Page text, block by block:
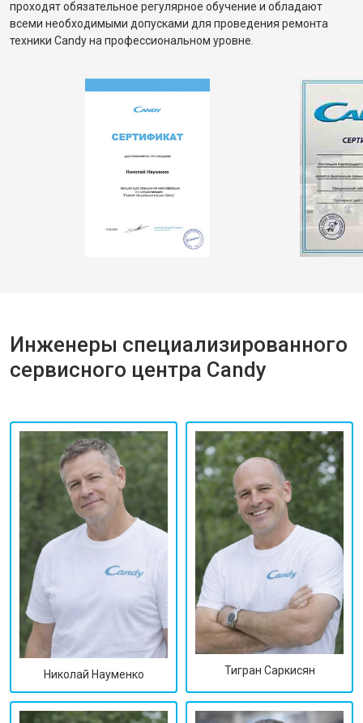
проходят обязательное регулярное обучение и обладают
всеми необходимыми допусками для проведения ремонта
техники Candy на профессиональном уровне.
Инженеры специализированного
сервисного центра Candy
Николай Науменко Тигран Саркисян